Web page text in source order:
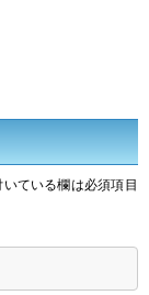
ている欄は必須項目